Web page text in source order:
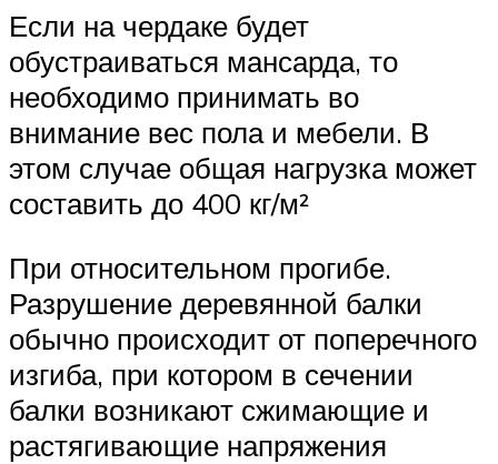
Если на чердаке будет
обустраиваться мансарда, то
необходимо принимать во
внимание вес пола и мебели. В
этом случае общая нагрузка может
составить до 400 кг/м²
При относительном прогибе.
Разрушение деревянной балки
обычно происходит от поперечного
изгиба, при котором в сечении
балки возникают сжимающие и
растягивающие напряжения